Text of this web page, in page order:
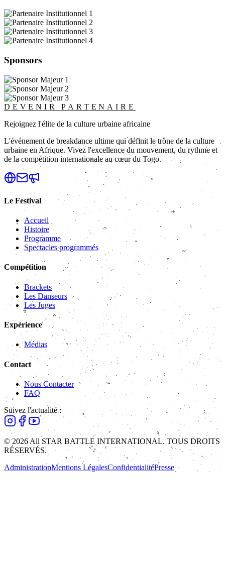
Sponsors
DEVENIR PARTENAIRE
Rejoignez l'élite de la culture urbaine africaine
L'événement de breakdance ultime qui définit le trône de la culture
urbaine en Afrique. Vivez l'excellence du mouvement, du rythme et
de la compétition internationale au cœur du Togo.
Le Festival
Accueil
Histoire
Programme
Spectacles programmés
Compétition
Brackets
Les Danseurs
Les Juges
Expérience
Médias
Contact
Nous Contacter
FAQ
Suivez l'actualité :
© 2026 All STAR BATTLE INTERNATIONAL. TOUS DROITS
RÉSERVÉS.
AdministrationMentions LégalesConfidentialitéPresse